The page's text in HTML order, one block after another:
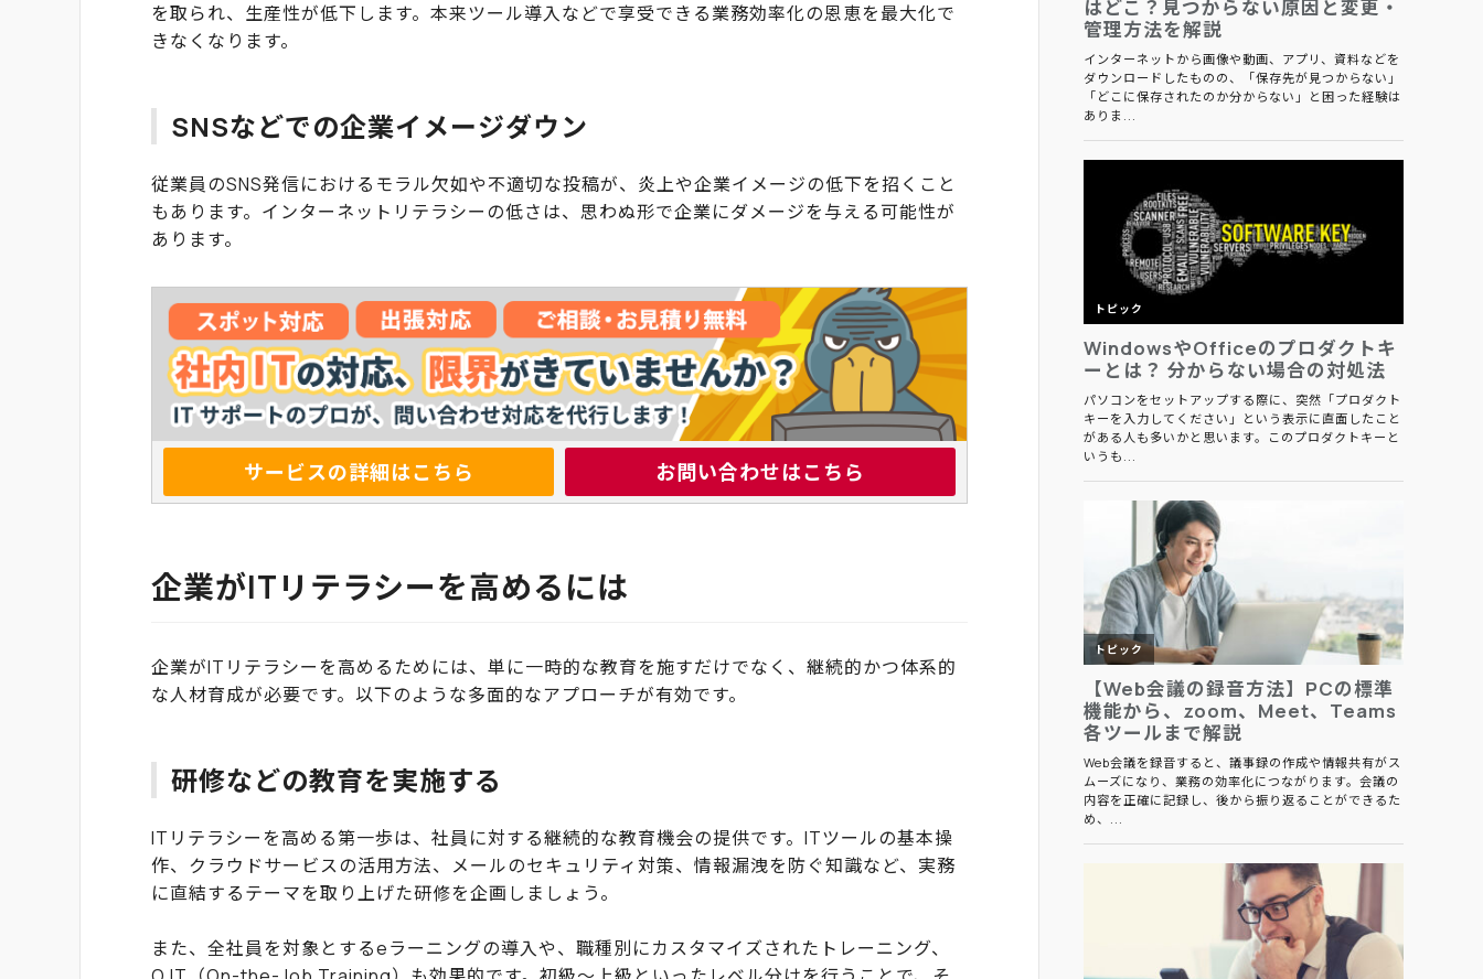
を取られ、生産性が低下します。本来ツール導入などで享受できる業務効率化の恩恵を最大化で
きなくなります。
SNSなどでの企業イメージダウン
従業員のSNS発信におけるモラル欠如や不適切な投稿が、炎上や企業イメージの低下を招くこと
もあります。インターネットリテラシーの低さは、思わぬ形で企業にダメージを与える可能性が
あります。
サービスの詳細はこちら お問い合わせはこちら
企業がITリテラシーを高めるには
企業がITリテラシーを高めるためには、単に一時的な教育を施すだけでなく、継続的かつ体系的
な人材育成が必要です。以下のような多面的なアプローチが有効です。
研修などの教育を実施する
ITリテラシーを高める第一歩は、社員に対する継続的な教育機会の提供です。ITツールの基本操
作、クラウドサービスの活用方法、メールのセキュリティ対策、情報漏洩を防ぐ知識など、実務
に直結するテーマを取り上げた研修を企画しましょう。
また、全社員を対象とするeラーニングの導入や、職種別にカスタマイズされたトレーニング、